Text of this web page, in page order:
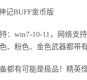
记BUFF金币版
：win7-10-11，网络支
、粉色、金色武器都带
都有可能是极品！精英